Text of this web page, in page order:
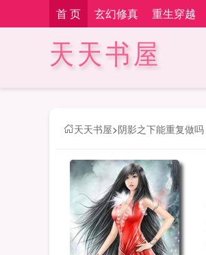
首 页 玄幻修真 重生穿越
天天书屋
天天书屋>阴影之下能重复做吗